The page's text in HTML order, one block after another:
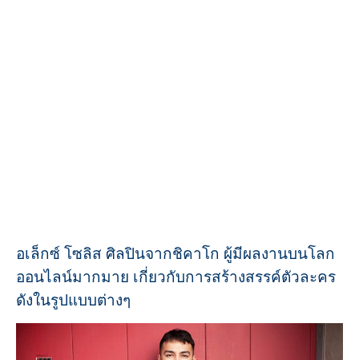
อเล็กซ์ โซลิส ศิลปินจากชิคาโก ผู้มีผลงานบนโลก
ออนไลน์มากมาย เกี่ยวกับการสร้างสรรค์ตัวละคร
ดังในรูปแบบต่างๆ